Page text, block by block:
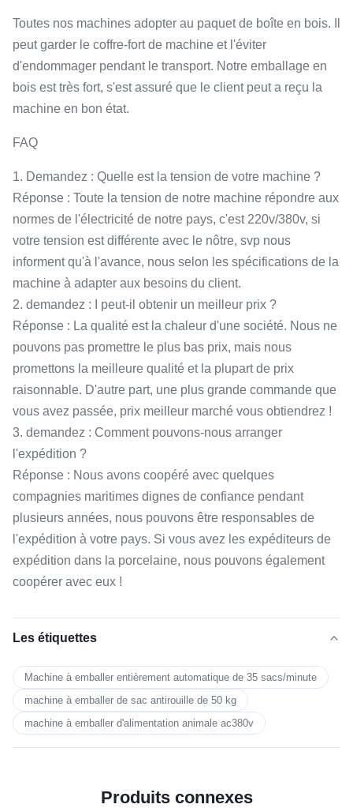
Toutes nos machines adopter au paquet de boîte en bois. Il
peut garder le coffre-fort de machine et l'éviter
d'endommager pendant le transport. Notre emballage en
bois est très fort, s'est assuré que le client peut a reçu la
machine en bon état.
FAQ
1. Demandez : Quelle est la tension de votre machine ?
Réponse : Toute la tension de notre machine répondre aux
normes de l'électricité de notre pays, c'est 220v/380v, si
votre tension est différente avec le nôtre, svp nous
informent qu'à l'avance, nous selon les spécifications de la
machine à adapter aux besoins du client.
2. demandez : I peut-il obtenir un meilleur prix ?
Réponse : La qualité est la chaleur d'une société. Nous ne
pouvons pas promettre le plus bas prix, mais nous
promettons la meilleure qualité et la plupart de prix
raisonnable. D'autre part, une plus grande commande que
vous avez passée, prix meilleur marché vous obtiendrez !
3. demandez : Comment pouvons-nous arranger
l'expédition ?
Réponse : Nous avons coopéré avec quelques
compagnies maritimes dignes de confiance pendant
plusieurs années, nous pouvons être responsables de
l'expédition à votre pays. Si vous avez les expéditeurs de
expédition dans la porcelaine, nous pouvons également
coopérer avec eux !
Les étiquettes
Machine à emballer entièrement automatique de 35 sacs/minute
machine à emballer de sac antirouille de 50 kg
machine à emballer d'alimentation animale ac380v
Produits connexes